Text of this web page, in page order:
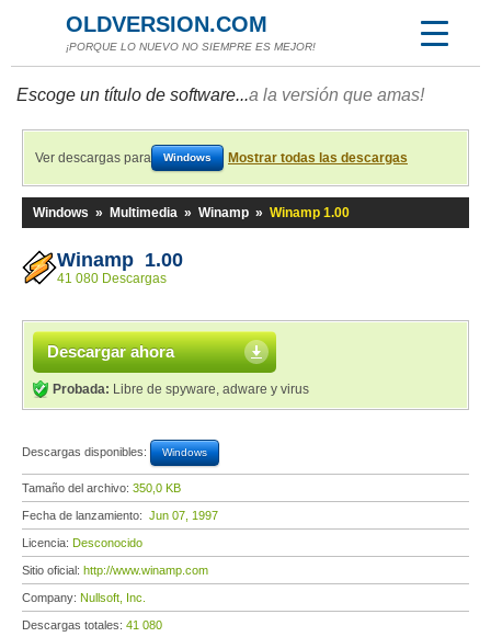
OLDVERSION.COM
¡PORQUE LO NUEVO NO SIEMPRE ES MEJOR!
Escoge un título de software...a la versión que amas!
Ver descargas para Windows Mostrar todas las descargas
Windows » Multimedia » Winamp » Winamp 1.00
Winamp 1.00
41 080 Descargas
Descargar ahora
Probada: Libre de spyware, adware y virus
Descargas disponibles: Windows
Tamaño del archivo: 350,0 KB
Fecha de lanzamiento: Jun 07, 1997
Licencia: Desconocido
Sitio oficial: http://www.winamp.com
Company: Nullsoft, Inc.
Descargas totales: 41 080